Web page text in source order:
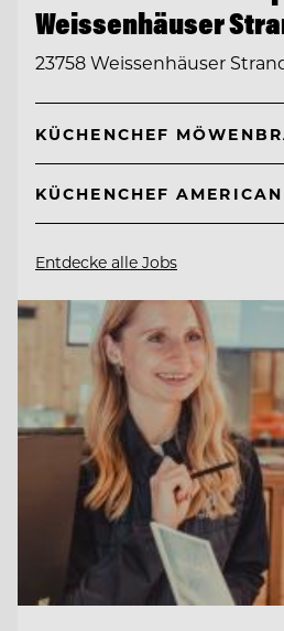
Weissenhäuser
23758 Weissenhäuser
KÜCHENCHEF
KÜCHENCHEF
Entdecke alle Jobs